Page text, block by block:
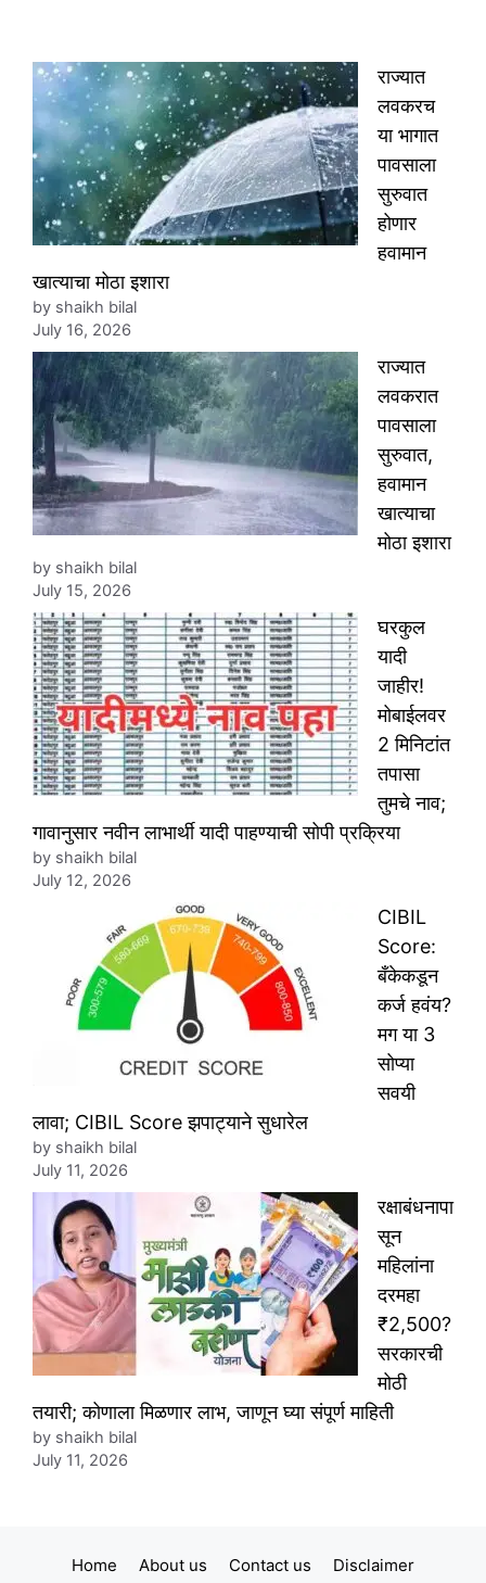
राज्यात
लवकरच
या भागात
पावसाला
सुरुवात
होणार
हवामान
खात्याचा मोठा इशारा
by shaikh bilal
July 16, 2026
राज्यात
लवकरात
पावसाला
सुरुवात,
हवामान
खात्याचा
मोठा इशारा
by shaikh bilal
July 15, 2026
घरकुल
यादी
जाहीर!
मोबाईलवर
2 मिनिटांत
तपासा
तुमचे नाव;
गावानुसार नवीन लाभार्थी यादी पाहण्याची सोपी प्रक्रिया
by shaikh bilal
July 12, 2026
CIBIL
Score:
बँकेकडून
कर्ज हवंय?
मग या 3
सोप्या
सवयी
लावा; CIBIL Score झपाट्याने सुधारेल
by shaikh bilal
July 11, 2026
रक्षाबंधनापा
सून
महिलांना
दरमहा
₹2,500?
सरकारची
मोठी
तयारी; कोणाला मिळणार लाभ, जाणून घ्या संपूर्ण माहिती
by shaikh bilal
July 11, 2026
Home About us Contact us Disclaimer